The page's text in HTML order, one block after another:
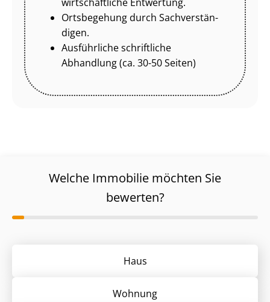
Ortsbegehung durch Sach­ver­stän­
di­gen.
Ausführliche schriftliche
Abhandlung (ca. 30-50 Seiten)
Welche Immobilie möchten Sie
bewerten?
Haus
Wohnung